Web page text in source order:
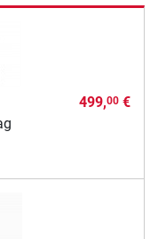
499,00€